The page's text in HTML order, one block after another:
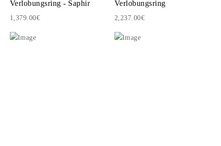
Verlobungsring - Saphir
1,379.00€
Verlobungsring
2,237.00€